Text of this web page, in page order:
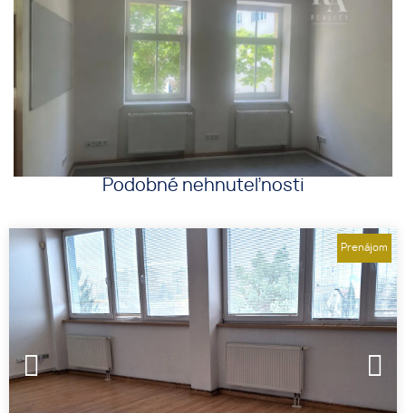
Podobné nehnuteľnosti
Prenájom